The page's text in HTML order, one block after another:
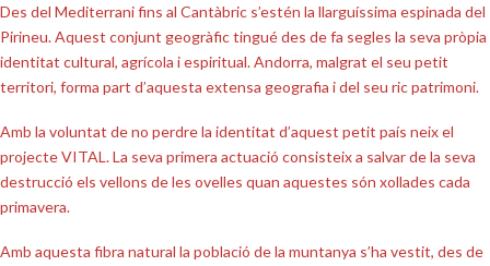
Des del Mediterrani fins al Cantàbric s’estén la llarguíssima espinada del
Pirineu. Aquest conjunt geogràfic tingué des de fa segles la seva pròpia
identitat cultural, agrícola i espiritual. Andorra, malgrat el seu petit
territori, forma part d’aquesta extensa geografia i del seu ric patrimoni.
Amb la voluntat de no perdre la identitat d’aquest petit país neix el
projecte VITAL. La seva primera actuació consisteix a salvar de la seva
destrucció els vellons de les ovelles quan aquestes són xollades cada
primavera.
Amb aquesta fibra natural la població de la muntanya s’ha vestit, des de